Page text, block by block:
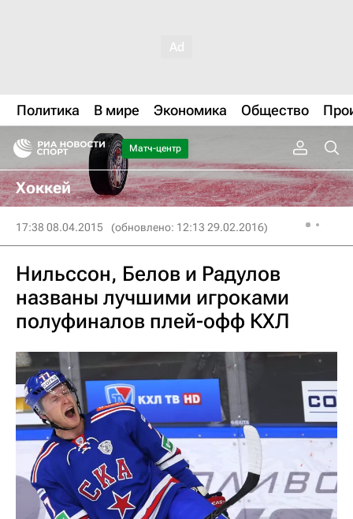
Политика В мире Экономика Общество
Матч-центр
Хоккей
17:38 08.04.2015 (обновлено: 12:13 29.02.2016)
Нильссон, Белов и Радулов
названы лучшими игроками
полуфиналов плей-офф КХЛ